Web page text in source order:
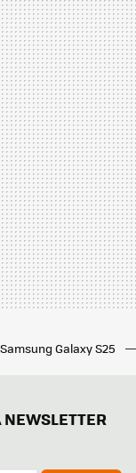
Samsung Galaxy S25